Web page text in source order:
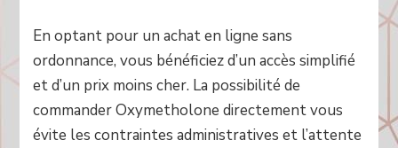
En optant pour un achat en ligne sans
ordonnance, vous bénéficiez d’un accès simplifié
et d’un prix moins cher. La possibilité de
commander Oxymetholone directement vous
évite les contraintes administratives et l’attente